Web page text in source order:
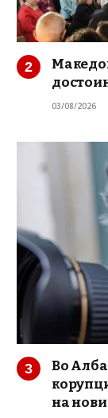
03/08/2026
Во
на